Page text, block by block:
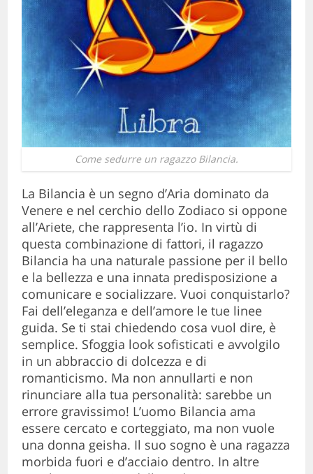
Come sedurre un ragazzo Bilancia.
La Bilancia è un segno d’Aria dominato da
Venere e nel cerchio dello Zodiaco si oppone
all’Ariete, che rappresenta l’io. In virtù di
questa combinazione di fattori, il ragazzo
Bilancia ha una naturale passione per il bello
e la bellezza e una innata predisposizione a
comunicare e socializzare. Vuoi conquistarlo?
Fai dell’eleganza e dell’amore le tue linee
guida. Se ti stai chiedendo cosa vuol dire, è
semplice. Sfoggia look sofisticati e avvolgilo
in un abbraccio di dolcezza e di
romanticismo. Ma non annullarti e non
rinunciare alla tua personalità: sarebbe un
errore gravissimo! L’uomo Bilancia ama
essere cercato e corteggiato, ma non vuole
una donna geisha. Il suo sogno è una ragazza
morbida fuori e d’acciaio dentro. In altre